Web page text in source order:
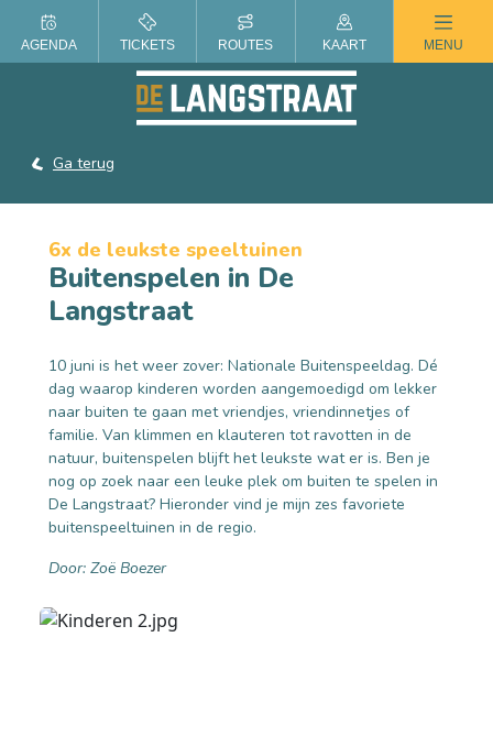
ZOMER IN DE LANGSTRAAT
Ga terug
6x de leukste speeltuinen
Buitenspelen in De
Langstraat
10 juni is het weer zover: Nationale Buitenspeeldag. Dé
dag waarop kinderen worden aangemoedigd om lekker
naar buiten te gaan met vriendjes, vriendinnetjes of
familie. Van klimmen en klauteren tot ravotten in de
natuur, buitenspelen blijft het leukste wat er is. Ben je
nog op zoek naar een leuke plek om buiten te spelen in
De Langstraat? Hieronder vind je mijn zes favoriete
buitenspeeltuinen in de regio.
Door: Zoë Boezer
AGENDA TICKETS ROUTES KAART MENU